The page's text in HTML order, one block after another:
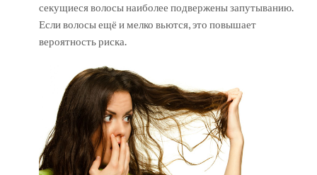
секущиеся волосы наиболее подвержены запутыванию.
Если волосы ещё и мелко вьются, это повышает
вероятность риска.